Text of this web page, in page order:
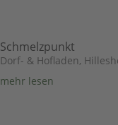
Schmelzpunkt
Dorf- & Hofladen,
mehr lesen